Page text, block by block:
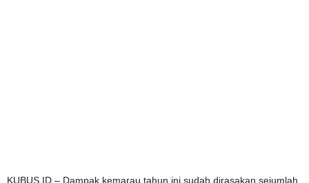
KUBUS.ID – Dampak kemarau tahun ini sudah dirasakan sejumlah